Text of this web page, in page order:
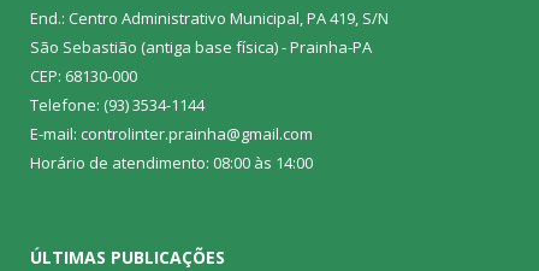
End.: Centro Administrativo Municipal, PA 419, S/N
São Sebastião (antiga base física) - Prainha-PA
CEP: 68130-000
Telefone: (93) 3534-1144
E-mail: controlinter.prainha@gmail.com
Horário de atendimento: 08:00 às 14:00
ÚLTIMAS PUBLICAÇÕES